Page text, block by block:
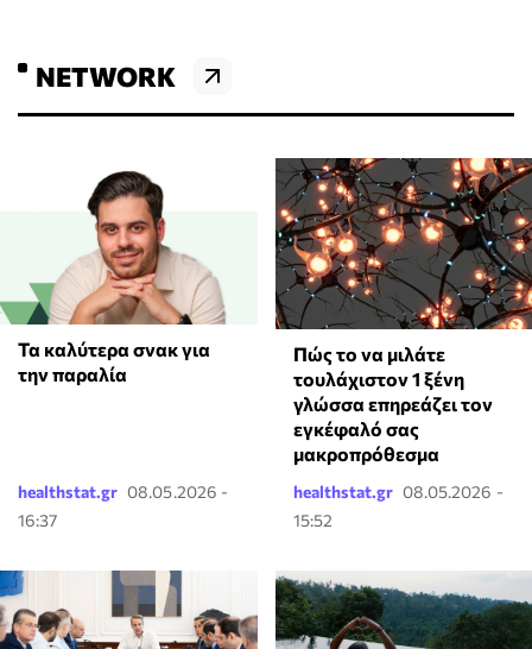
NETWORK
Τα καλύτερα σνακ για
την παραλία
healthstat.gr 08.05.2026 -
16:37
⁠Πώς το να μιλάτε
τουλάχιστον 1 ξένη
γλώσσα επηρεάζει τον
εγκέφαλό σας
μακροπρόθεσμα
healthstat.gr 08.05.2026 -
15:52